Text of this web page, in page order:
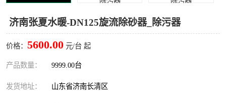
济南张夏水暖-DN125旋流除砂器_除污器
价格： 5600.00 元/台 起
产品数量： 9999.00台
发货地址： 山东省济南长清区